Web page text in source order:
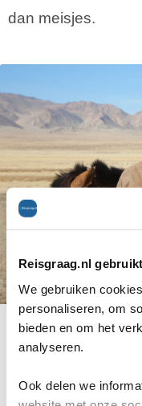
Reisgraag.nl
We gebruiken
personaliseren, om
bieden en om het
analyseren.
Ook delen we
dan meisjes.
Reisexpert